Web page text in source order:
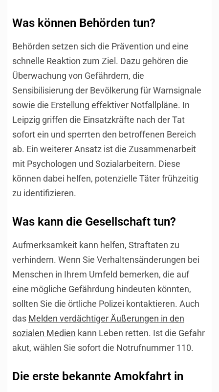
Was können Behörden tun?
Behörden setzen sich die Prävention und eine
schnelle Reaktion zum Ziel. Dazu gehören die
Überwachung von Gefährdern, die
Sensibilisierung der Bevölkerung für Warnsignale
sowie die Erstellung effektiver Notfallpläne. In
Leipzig griffen die Einsatzkräfte nach der Tat
sofort ein und sperrten den betroffenen Bereich
ab. Ein weiterer Ansatz ist die Zusammenarbeit
mit Psychologen und Sozialarbeitern. Diese
können dabei helfen, potenzielle Täter frühzeitig
zu identifizieren.
Was kann die Gesellschaft tun?
Aufmerksamkeit kann helfen, Straftaten zu
verhindern. Wenn Sie Verhaltensänderungen bei
Menschen in Ihrem Umfeld bemerken, die auf
eine mögliche Gefährdung hindeuten könnten,
sollten Sie die örtliche Polizei kontaktieren. Auch
das Melden verdächtiger Äußerungen in den
sozialen Medien kann Leben retten. Ist die Gefahr
akut, wählen Sie sofort die Notrufnummer 110.
Die erste bekannte Amokfahrt in